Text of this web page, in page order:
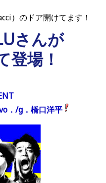
）のドア開けてます！
さんが
登場！
．/g．橋口洋平